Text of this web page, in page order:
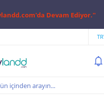
Devam Ediyor.''
Hesap